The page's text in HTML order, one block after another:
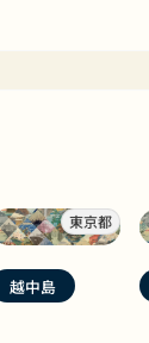
東京都
越中島